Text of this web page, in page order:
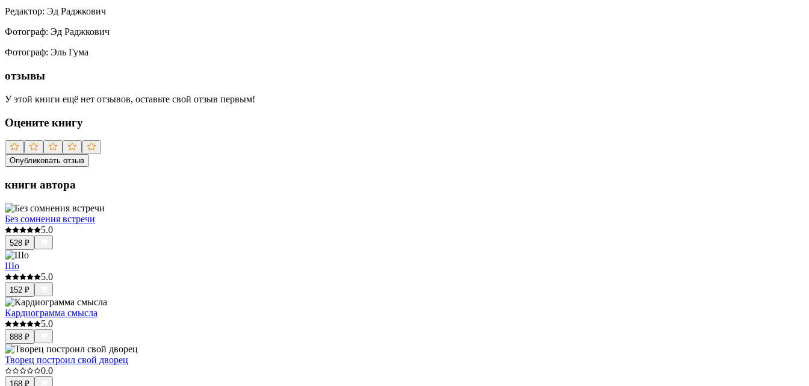
Редактор: Эд Раджкович
Фотограф: Эд Раджкович
Фотограф: Эль Гума
отзывы
У этой книги ещё нет отзывов, оставьте свой отзыв первым!
Оцените книгу
Опубликовать отзыв
книги автора
Без сомнения встречи
5.0
528 ₽
Шо
5.0
152 ₽
Кардиограмма смысла
5.0
888 ₽
Творец построил свой дворец
0.0
168 ₽